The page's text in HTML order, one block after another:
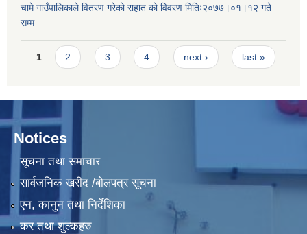
चामे गाउँपालिकाले वितरण गरेको राहात को विवरण मितिः२०७७।०१।१२ गते
सम्म
Pages
1 2 3 4 next › last »
Notices
सूचना तथा समाचार
सार्वजनिक खरीद /बोलपत्र सूचना
एन, कानुन तथा निर्देशिका
कर तथा शुल्कहरु